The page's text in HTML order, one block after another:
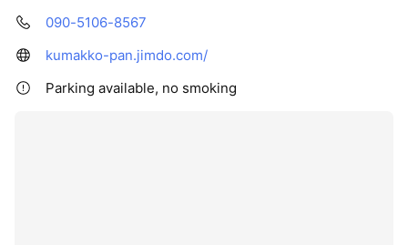
090-5106-8567
kumakko-pan.jimdo.com/
Parking available, no smoking